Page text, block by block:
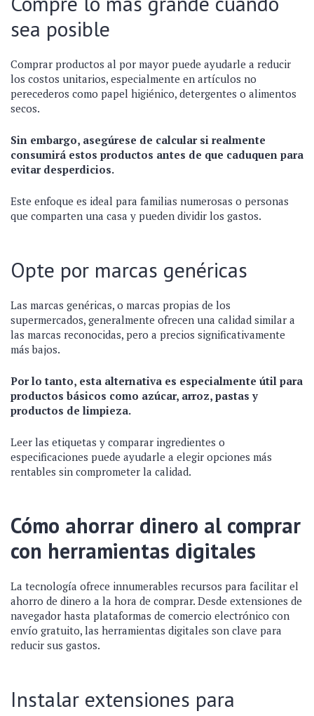
sea posible
Comprar productos al por mayor puede ayudarle a reducir
los costos unitarios, especialmente en artículos no
perecederos como papel higiénico, detergentes o alimentos
secos.
Sin embargo, asegúrese de calcular si realmente
consumirá estos productos antes de que caduquen para
evitar desperdicios.
Este enfoque es ideal para familias numerosas o personas
que comparten una casa y pueden dividir los gastos.
Opte por marcas genéricas
Las marcas genéricas, o marcas propias de los
supermercados, generalmente ofrecen una calidad similar a
las marcas reconocidas, pero a precios significativamente
más bajos.
Por lo tanto, esta alternativa es especialmente útil para
productos básicos como azúcar, arroz, pastas y
productos de limpieza.
Leer las etiquetas y comparar ingredientes o
especificaciones puede ayudarle a elegir opciones más
rentables sin comprometer la calidad.
Cómo ahorrar dinero al comprar
con herramientas digitales
La tecnología ofrece innumerables recursos para facilitar el
ahorro de dinero a la hora de comprar. Desde extensiones de
navegador hasta plataformas de comercio electrónico con
envío gratuito, las herramientas digitales son clave para
reducir sus gastos.
Instalar extensiones para